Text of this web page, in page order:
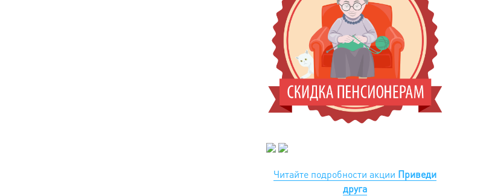
Читайте подробности акции Приведи
друга